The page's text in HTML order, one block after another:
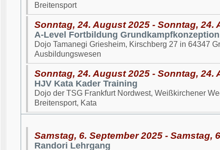
Breitensport
Sonntag, 24. August 2025 - Sonntag, 24.
A-Level Fortbildung Grundkampfkonzeption
Dojo Tamanegi Griesheim, Kirschberg 27 in 64347
Ausbildungswesen
Sonntag, 24. August 2025 - Sonntag, 24.
HJV Kata Kader Training
Dojo der TSG Frankfurt Nordwest, Weißkirchener
Breitensport, Kata
Samstag, 6. September 2025 - Samstag,
Randori Lehrgang